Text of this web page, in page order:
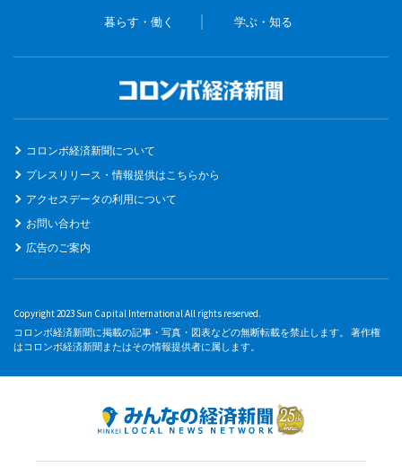
暮らす・働く 学ぶ・知る
コロンボ経済新聞について
プレスリリース・情報提供はこちらから
アクセスデータの利用について
お問い合わせ
広告のご案内
Copyright 2023 Sun Capital International All rights reserved.
コロンボ経済新聞に掲載の記事・写真・図表などの無断転載を禁止します。 著作権
はコロンボ経済新聞またはその情報提供者に属します。